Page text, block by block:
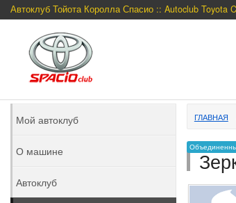
Автоклуб Тойота Королла Спасио :: Autoclub Toyota
ГЛАВНАЯ
Мой автоклуб
О машине
Автоклуб